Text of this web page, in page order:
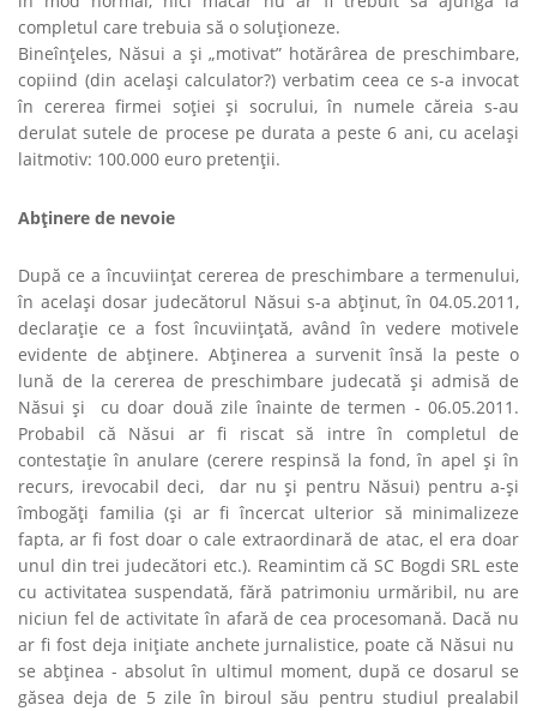
completul care trebuia să o soluţioneze.
Bineînţeles, Năsui a şi „motivat” hotărârea de preschimbare,
copiind (din acelaşi calculator?) verbatim ceea ce s-a invocat
în cererea firmei soţiei şi socrului, în numele căreia s-au
derulat sutele de procese pe durata a peste 6 ani, cu acelaşi
laitmotiv: 100.000 euro pretenţii.
Abţinere de nevoie
După ce a încuviinţat cererea de preschimbare a termenului,
în acelaşi dosar judecătorul Năsui s-a abţinut, în 04.05.2011,
declaraţie ce a fost încuviinţată, având în vedere motivele
evidente de abţinere. Abţinerea a survenit însă la peste o
lună de la cererea de preschimbare judecată şi admisă de
Năsui şi cu doar două zile înainte de termen - 06.05.2011.
Probabil că Năsui ar fi riscat să intre în completul de
contestaţie în anulare (cerere respinsă la fond, în apel şi în
recurs, irevocabil deci, dar nu şi pentru Năsui) pentru a-şi
îmbogăţi familia (şi ar fi încercat ulterior să minimalizeze
fapta, ar fi fost doar o cale extraordinară de atac, el era doar
unul din trei judecători etc.). Reamintim că SC Bogdi SRL este
cu activitatea suspendată, fără patrimoniu urmăribil, nu are
niciun fel de activitate în afară de cea procesomană. Dacă nu
ar fi fost deja iniţiate anchete jurnalistice, poate că Năsui nu
se abţinea - absolut în ultimul moment, după ce dosarul se
găsea deja de 5 zile în biroul său pentru studiul prealabil